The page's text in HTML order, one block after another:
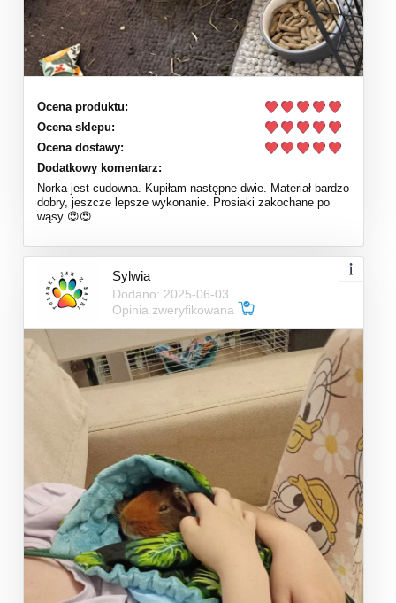
Ocena produktu:
Ocena sklepu:
Ocena dostawy:
Dodatkowy komentarz:
Norka jest cudowna. Kupiłam następne dwie. Materiał bardzo
dobry, jeszcze lepsze wykonanie. Prosiaki zakochane po
wąsy 😍😍
Sylwia
Dodano: 2025-06-03
Opinia zweryfikowana